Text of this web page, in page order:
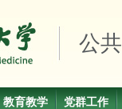
公
教育教学 党群工作